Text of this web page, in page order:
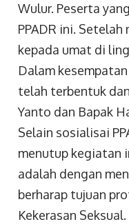
Wulur. Peserta
PPADR ini.
kepada umat di
Dalam
telah terbentuk
Yanto dan Bapak
Selain sosialisai
menutup kegiatan
adalah dengan
berharap tujuan
Kekerasan Seksual.